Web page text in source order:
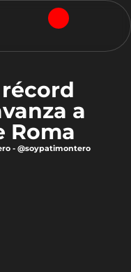
a
Roma
- @soypatimontero